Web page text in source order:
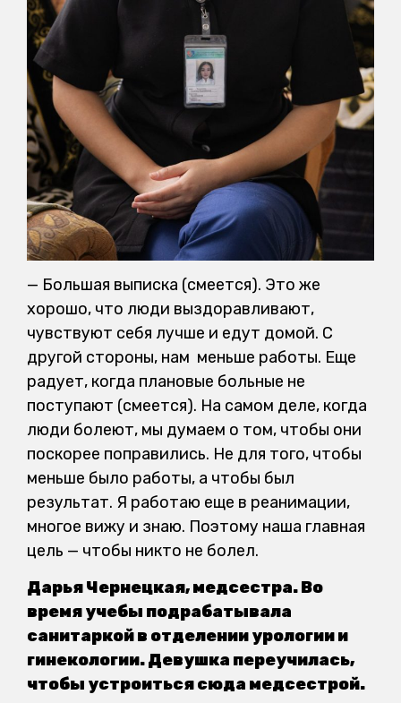
— Большая выписка (смеется). Это же
хорошо, что люди выздоравливают,
чувствуют себя лучше и едут домой. С
другой стороны, нам меньше работы. Еще
радует, когда плановые больные не
поступают (смеется). На самом деле, когда
люди болеют, мы думаем о том, чтобы они
поскорее поправились. Не для того, чтобы
меньше было работы, а чтобы был
результат. Я работаю еще в реанимации,
многое вижу и знаю. Поэтому наша главная
цель — чтобы никто не болел.
Дарья Чернецкая, медсестра. Во
время учебы подрабатывала
санитаркой в отделении урологии и
гинекологии. Девушка переучилась,
чтобы устроиться сюда медсестрой.